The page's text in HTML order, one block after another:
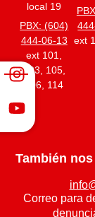
local 19
PBX: (604)
444-06-13
ext 101,
103, 105,
106, 114
ext
También
Correo para